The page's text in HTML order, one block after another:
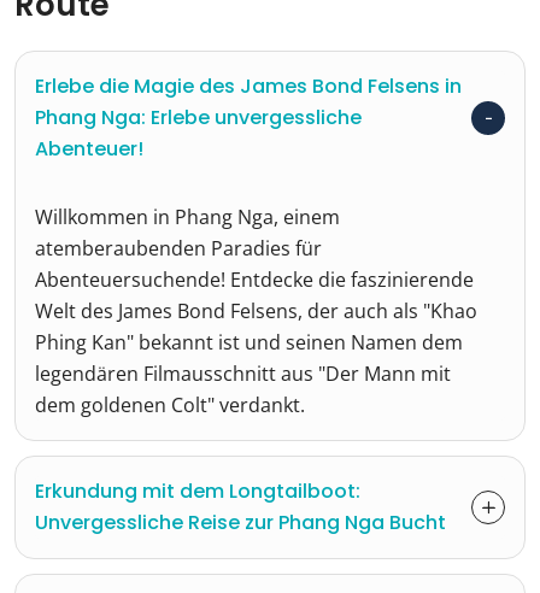
Erlebe die Magie des James Bond Felsens in
Phang Nga: Erlebe unvergessliche
Abenteuer!
Willkommen in Phang Nga, einem
atemberaubenden Paradies für
Abenteuersuchende! Entdecke die faszinierende
Welt des James Bond Felsens, der auch als "Khao
Phing Kan" bekannt ist und seinen Namen dem
legendären Filmausschnitt aus "Der Mann mit
dem goldenen Colt" verdankt.
Erkundung mit dem Longtailboot:
Unvergessliche Reise zur Phang Nga Bucht